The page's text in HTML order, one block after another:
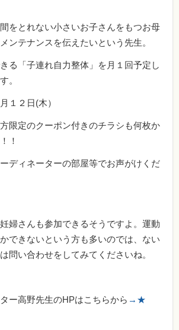
をとれない小さいお子さんをもつお母
ンテナンスを伝えたいという先生。
る「子連れ自力整体」を月１回予定し
。
１２日(木）
限定のクーポン付きのチラシも何枚か
！
ディネーターの部屋等でお声がけくだ
婦さんも参加できるそうですよ。運動
できないという方も多いのでは、ない
問い合わせをしてみてくださいね。
ー高野先生のHPはこちらから →★